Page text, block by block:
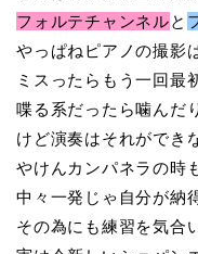
フォルテチャンネルと
やっぱねピアノの撮影
ミスったらもう一回最
喋る系だったら噛んだ
けど演奏はそれができ
やけんカンパネラの時
中々一発じゃ自分が納
その為にも練習を気合